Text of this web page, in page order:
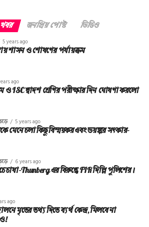
খবর জনপ্রিয় পোস্ট ভিডিও
5 years ago
শাসন ও শোষণের পর্যায়ক্রম
ago
ও ISC দ্বাদশ শ্রেণির পরীক্ষার দিন ঘোষণা করলো
5 years ago
মেনে চলা কিছু বিস্ময়কর এবং ভয়ঙ্কর সত্‍কার-
6 years ago
চাষা-Thunberg এর বিরুদ্ধে FIR দিল্লি পুলিশের।
ago
মৃতের তথ‌্য দিতে ব্যর্থ কেন্দ্র, মিলবে না